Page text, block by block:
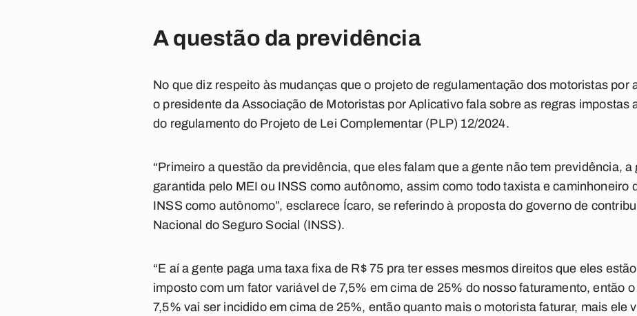
A questão da previdência
No que diz respeito às mudanças que o projeto de regulamentação dos motoristas por
o presidente da Associação de Motoristas por Aplicativo fala sobre as regras impostas
do regulamento do Projeto de Lei Complementar (PLP) 12/2024.
“Primeiro a questão da previdência, que eles falam que a gente não tem previdência,
garantida pelo MEI ou INSS como autônomo, assim como todo taxista e caminhoneiro
INSS como autônomo”, esclarece Ícaro, se referindo à proposta do governo de
Nacional do Seguro Social (INSS).
“E aí a gente paga uma taxa fixa de R$ 75 pra ter esses mesmos direitos que eles
imposto com um fator variável de 7,5% em cima de 25% do nosso faturamento, então
7,5% vai ser incidido em cima de 25%, então quanto mais o motorista faturar, mais ele